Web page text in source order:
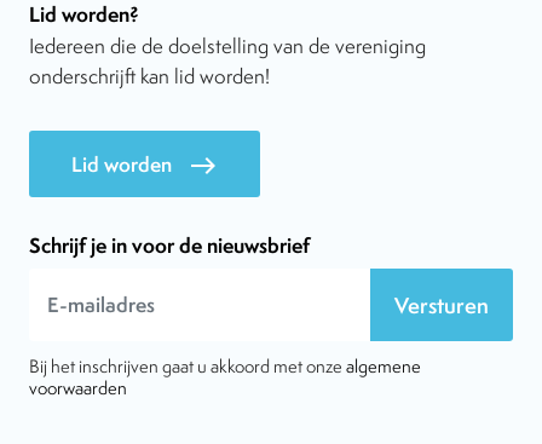
Lid worden?
Iedereen die de doelstelling van de vereniging
onderschrijft kan lid worden!
Lid worden east
Schrijf je in voor de nieuwsbrief
Versturen
Bij het inschrijven gaat u akkoord met onze algemene
voorwaarden